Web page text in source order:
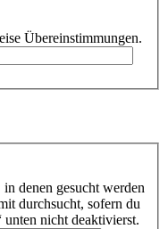
Übereinstimmungen.
denen gesucht werden
durchsucht, sofern du
nicht deaktivierst.